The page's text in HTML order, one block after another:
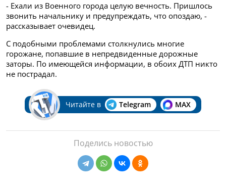
- Ехали из Военного города целую вечность. Пришлось
звонить начальнику и предупреждать, что опоздаю, -
рассказывает очевидец.
С подобными проблемами столкнулись многие
горожане, попавшие в непредвиденные дорожные
заторы. По имеющейся информации, в обоих ДТП никто
не пострадал.
Читайте в Telegram MAX
Поделись новостью